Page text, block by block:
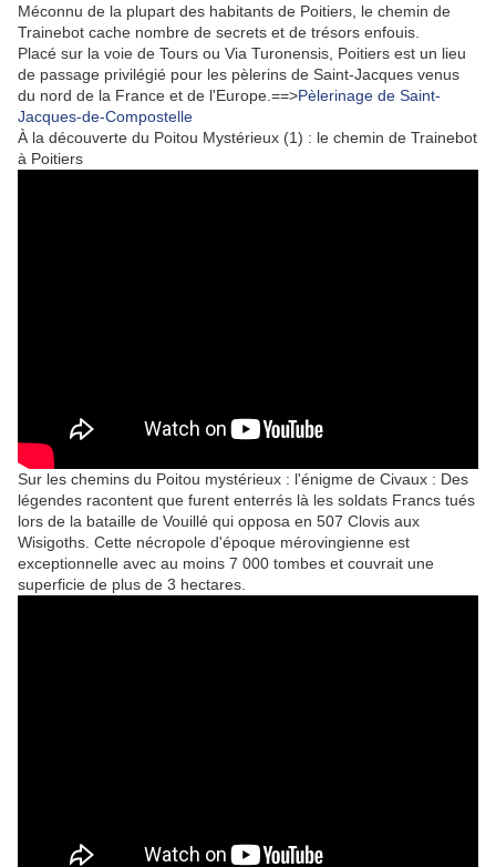
Méconnu de la plupart des habitants de Poitiers, le chemin de
Trainebot cache nombre de secrets et de trésors enfouis.
Placé sur la voie de Tours ou Via Turonensis, Poitiers est un lieu
de passage privilégié pour les pèlerins de Saint-Jacques venus
du nord de la France et de l'Europe.==>Pèlerinage de Saint-
Jacques-de-Compostelle
À la découverte du Poitou Mystérieux (1) : le chemin de Trainebot
à Poitiers
Sur les chemins du Poitou mystérieux : l'énigme de Civaux : Des
légendes racontent que furent enterrés là les soldats Francs tués
lors de la bataille de Vouillé qui opposa en 507 Clovis aux
Wisigoths. Cette nécropole d'époque mérovingienne est
exceptionnelle avec au moins 7 000 tombes et couvrait une
superficie de plus de 3 hectares.